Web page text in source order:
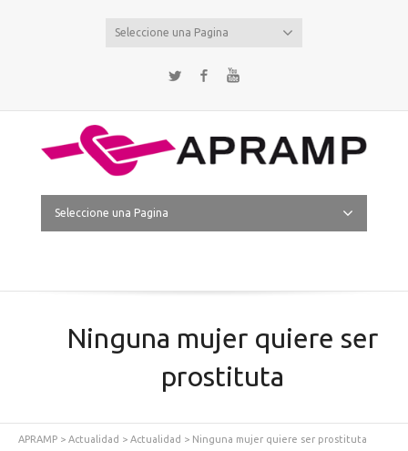
Seleccione una Pagina
Twitter Facebook
Seleccione una Pagina
Ninguna mujer quiere ser
prostituta
APRAMP > Actualidad > Actualidad > Ninguna mujer quiere ser prostituta